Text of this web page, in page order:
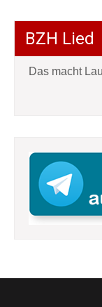
BZH Lied
Das macht